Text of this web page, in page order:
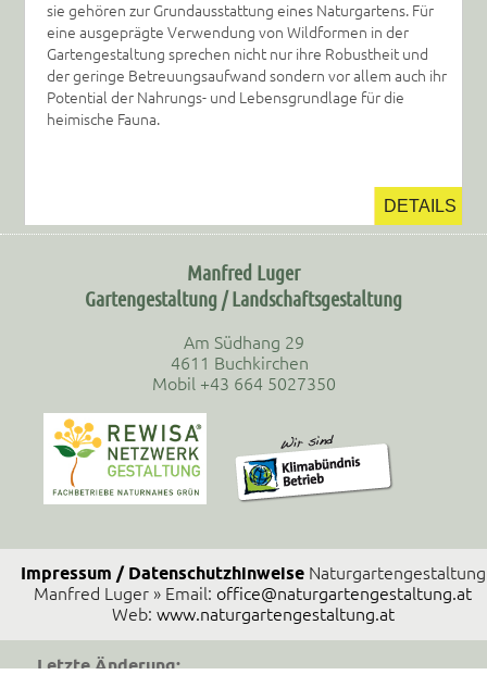
sie gehören zur Grundausstattung eines Naturgartens. Für
eine ausgeprägte Verwendung von Wildformen in der
Gartengestaltung sprechen nicht nur ihre Robustheit und
der geringe Betreuungsaufwand sondern vor allem auch ihr
Potential der Nahrungs- und Lebensgrundlage für die
heimische Fauna.
DETAILS
Manfred Luger
Gartengestaltung / Landschaftsgestaltung
Am Südhang 29
4611 Buchkirchen
Mobil +43 664 5027350
Impressum / DatenschutzhinweiseNaturgartengestaltung
Manfred Luger » Email: office@naturgartengestaltung.at
Web: www.naturgartengestaltung.at
Letzte Änderung: